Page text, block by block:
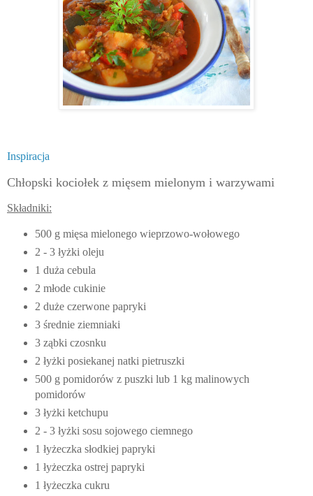
Inspiracja
Chłopski kociołek z mięsem mielonym i warzywami
Składniki:
500 g mięsa mielonego wieprzowo-wołowego
2 - 3 łyżki oleju
1 duża cebula
2 młode cukinie
2 duże czerwone papryki
3 średnie ziemniaki
3 ząbki czosnku
2 łyżki posiekanej natki pietruszki
500 g pomidorów z puszki lub 1 kg malinowych
pomidorów
3 łyżki ketchupu
2 - 3 łyżki sosu sojowego ciemnego
1 łyżeczka słodkiej papryki
1 łyżeczka ostrej papryki
1 łyżeczka cukru